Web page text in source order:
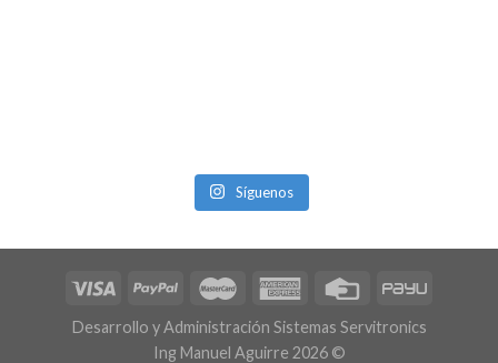
Síguenos
Desarrollo y Administración Sistemas Servitronics
Ing Manuel Aguirre 2026 ©